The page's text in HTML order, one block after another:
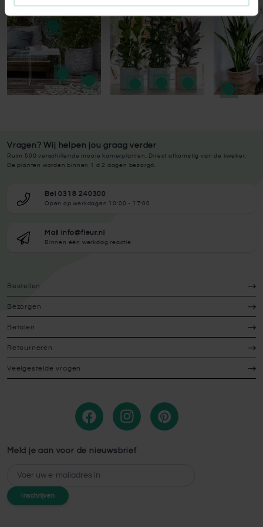
Vragen? Wij helpen jou graag verder
Ruim 500 verschillende mooie kamerplanten. Direct afkomstig van de kweker.
De planten worden binnen 1 à 2 dagen bezorgd.
Bel 0318 240300
Open op werkdagen 10:00 - 17:00
Mail info@fleur.nl
Binnen één werkdag reactie
Bestellen
Bezorgen
Betalen
Retourneren
Veelgestelde vragen
Meld je aan voor de nieuwsbrief
E-mailadres
Inschrijven